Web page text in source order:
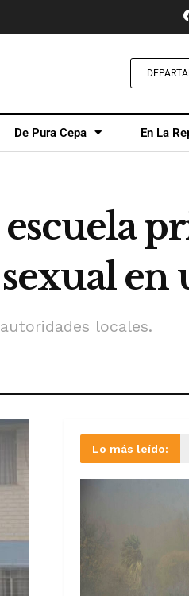
De Pura Cepa En La
en
locales.
Lo más leído: